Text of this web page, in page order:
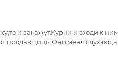
и закажут.Курни и сходи к
продавщицы.Они меня